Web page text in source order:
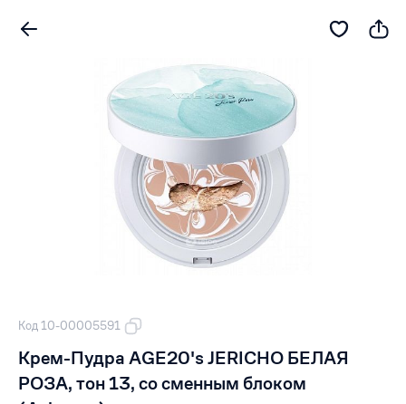
Код 10-00005591
Крем-Пудра AGE20's JERICHO БЕЛАЯ
РОЗА, тон 13, cо сменным блоком